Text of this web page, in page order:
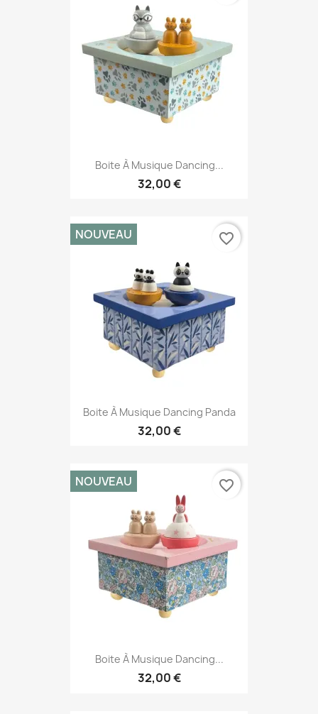
Boite À Musique Dancing...
32,00 €
Boite À Musique Dancing Panda
32,00 €
NOUVEAU favorite_border
Boite À Musique Dancing...
32,00 €
NOUVEAU favorite_border